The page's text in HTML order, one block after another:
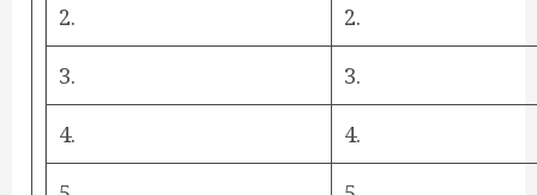
2. 2.
3. 3.
4. 4.